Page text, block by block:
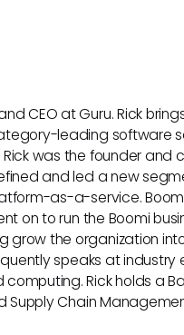
Utilizar el uso
a gestionar y
CEO at Guru. Rick
leading software
Rick was the founder and
and led a new
as-a-service.
on to run the Boomi
grow the organization
speaks at
Rick holds a
Supply Chain